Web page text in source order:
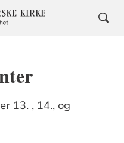
13. , 14., og